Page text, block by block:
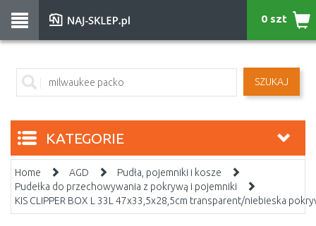
SZUKAJ
0 szt
KATEGORIE
Home AGD
Pudła, pojemniki i kosze
Pudełka do przechowywania z pokrywą i pojemniki
KIS CLIPPER BOX L 33L 47x33,5x28,5cm transparent/niebieska